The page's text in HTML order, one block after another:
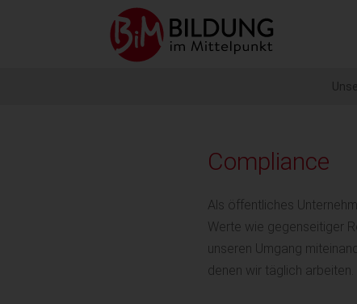
Compliance
Als öffentliches
Werte wie gegenseitiger
unseren Umgang
denen wir täglich arbeiten.